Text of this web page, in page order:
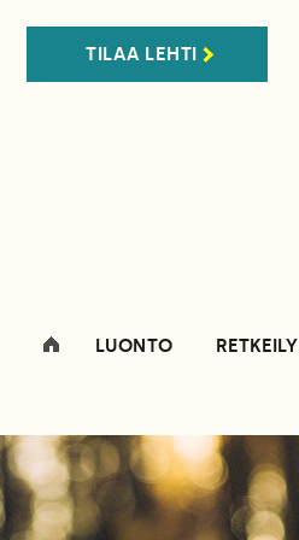
TILAA LEHTI
LUONTO RETKEILY